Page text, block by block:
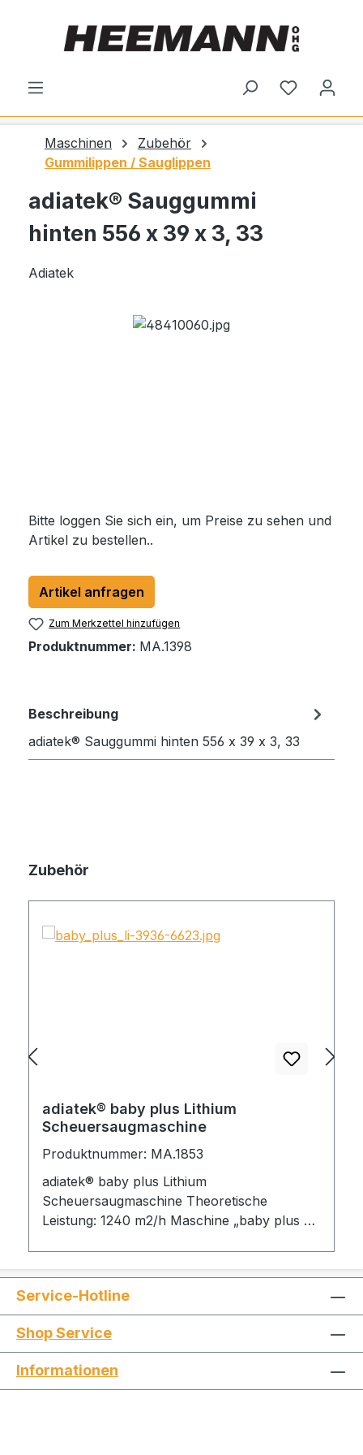
Du hast 0
Maschinen
Zubehör
Gummilippen / Sauglippen
adiatek® Sauggummi
hinten 556 x 39 x 3, 33
Adiatek
Bildergalerie überspringen
Bitte loggen Sie sich ein, um Preise zu sehen und
Artikel zu bestellen..
Artikel anfragen
Zum Merkzettel hinzufügen
Produktnummer: MA.1398
Beschreibung
adiatek® Sauggummi hinten 556 x 39 x 3, 33
Zubehör
adiatek® baby plus Lithium
Scheuersaugmaschine
Produktnummer: MA.1853
adiatek® baby plus Lithium
Scheuersaugmaschine Theoretische
Leistung: 1240 m2/h Maschine „baby plus Li“
Arbeitsbreite 35 cm. Diese Lösung eignet sich
für die Reinigung von auch sehr
kleinflächigen Böden, z. B. Büros, Geschäfte,
Werkstätten, Gastwirtschaften, Terrassen,
Privatpools und jede andere Fläche mit
beschränktem Durchgang. Die Maschine
Service-Hotline
Shop Service
Informationen